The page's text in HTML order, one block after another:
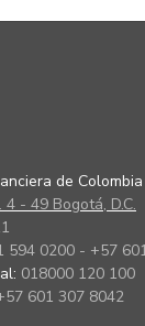
de Colombia
4 - 49 Bogotá, D.C.
594 0200 - +57
018000 120 100
601 307 8042